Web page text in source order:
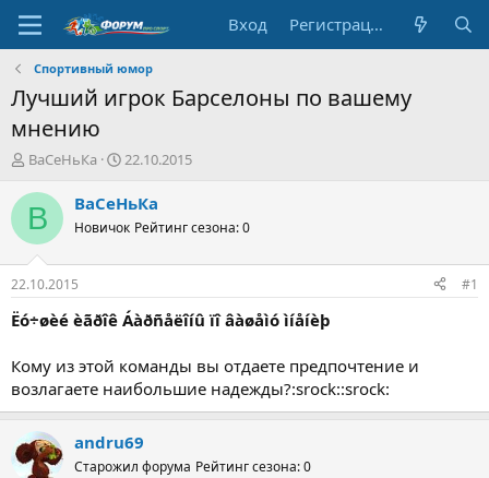
Вход Регистрация
Спортивный юмор
Лучший игрок Барселоны по вашему
мнению
А
т
о
т
е
м
ы
ВаСеНьКа
Д
т
н
а
л
22.10.2015
В ВаСеНьКа
Новичок Рейтинг сезона: 0
22.10.2015 #1
Ëó÷øèé èãðîê Áàðñåëîíû ïî âàøåìó ìíåíèþ
Кому из этой команды вы отдаете предпочтение и
возлагаете наибольшие надежды?:srock::srock:
andru69
Старожил форума Рейтинг сезона: 0